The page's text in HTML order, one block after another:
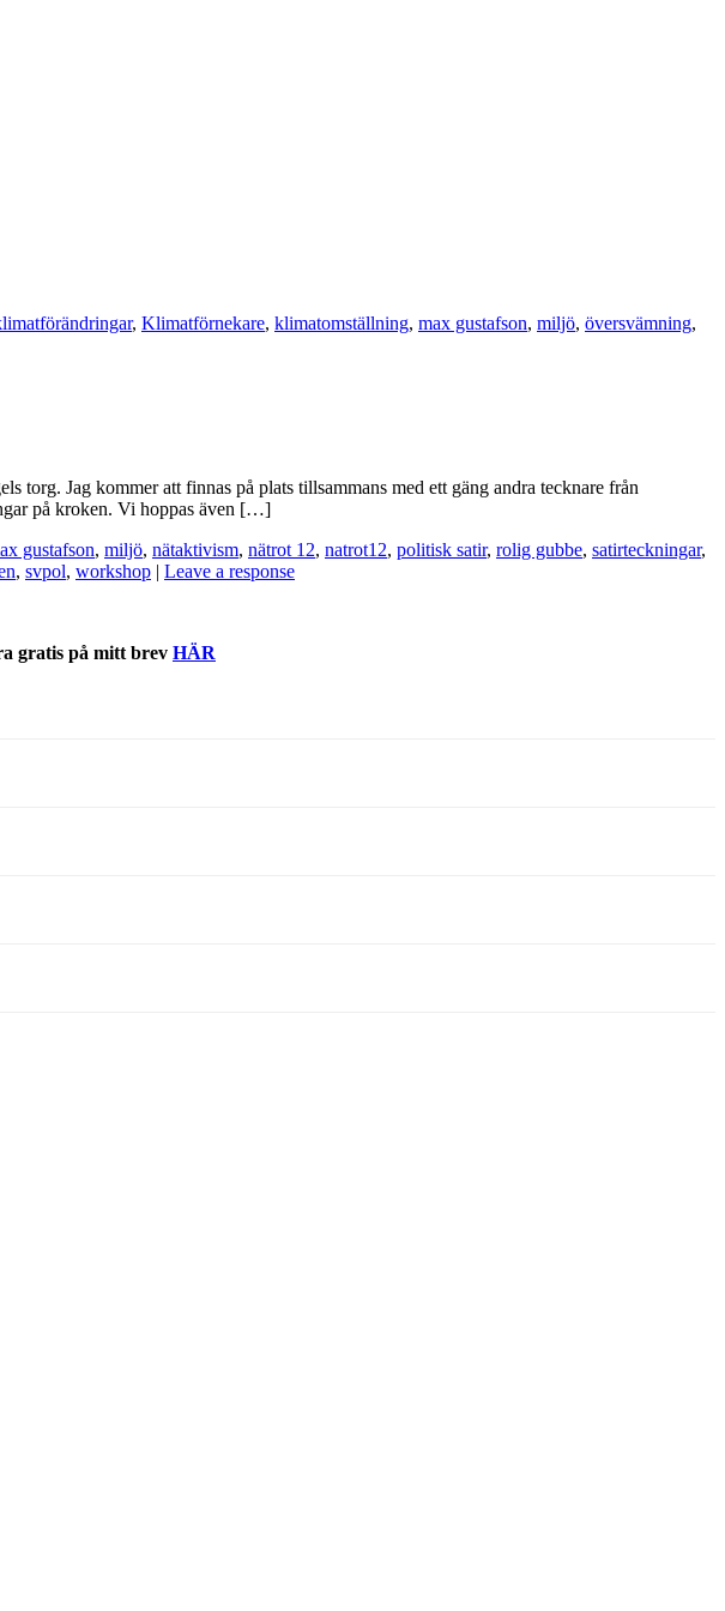
, Klimatförnekare, klimatomställning, max gustafson, miljö, översvämning,
Jag kommer att finnas på plats tillsammans med ett gäng andra tecknare från
på kroken. Vi hoppas även […]
gustafson, miljö, nätaktivism, nätrot 12, natrot12, politisk satir, rolig gubbe, satirteckningar,
, svpol, workshop | Leave a response
gratis på mitt brev HÄR